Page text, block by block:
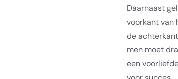
Daarnaast
voorkant van
de
men moet
een